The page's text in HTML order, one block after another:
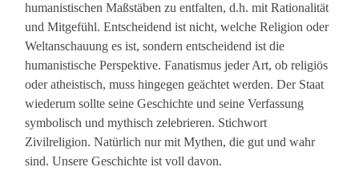
humanistischen Maßstäben zu entfalten, d.h. mit Rationalität
und Mitgefühl. Entscheidend ist nicht, welche Religion oder
Weltanschauung es ist, sondern entscheidend ist die
humanistische Perspektive. Fanatismus jeder Art, ob religiös
oder atheistisch, muss hingegen geächtet werden. Der Staat
wiederum sollte seine Geschichte und seine Verfassung
symbolisch und mythisch zelebrieren. Stichwort
Zivilreligion. Natürlich nur mit Mythen, die gut und wahr
sind. Unsere Geschichte ist voll davon.